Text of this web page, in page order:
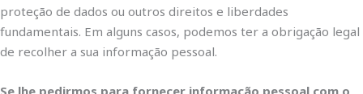
proteção de dados ou outros direitos e liberdades
fundamentais. Em alguns casos, podemos ter a obrigação legal
de recolher a sua informação pessoal.
Se lhe pedirmos para fornecer informação pessoal com o